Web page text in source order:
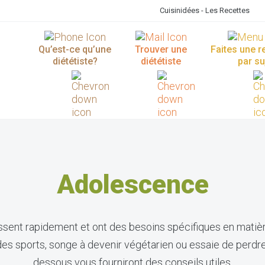
Cuisinidées - Les Recettes
Qu’est-ce qu’une
diététiste?
Trouver une
diététiste
Faites une
par
Adolescence
rapidement et ont des besoins spécifiques en
sports, songe à devenir végétarien ou essaie de
dessous vous fourniront des conseils utiles.